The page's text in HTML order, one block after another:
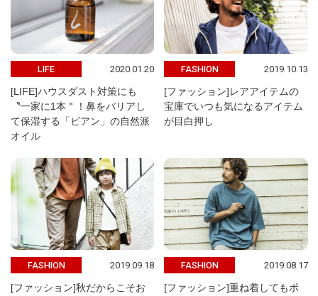
LIFE 2020.01.20
[LIFE]ハウスダスト対策にも
〝一家に1本＂！鼻をバリアし
て保湿する「ビアン」の自然派
オイル
FASHION 2019.10.13
[ファッション]レアアイテムの
宝庫でいつも気になるアイテム
が目白押し
FASHION 2019.09.18
[ファッション]秋だからこそお
FASHION 2019.08.17
[ファッション]重ね着してもポ